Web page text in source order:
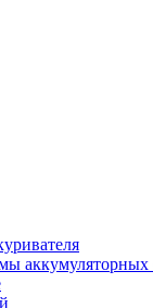
аккумуляторных